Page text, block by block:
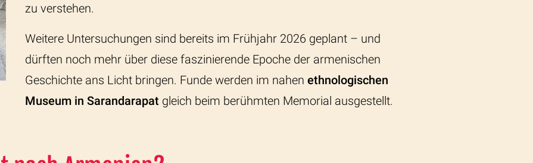
zu verstehen.
Weitere Untersuchungen sind bereits im Frühjahr 2026 geplant – und
dürften noch mehr über diese faszinierende Epoche der armenischen
Geschichte ans Licht bringen. Funde werden im nahenethnologischen
Museum in Sarandarapat gleich beim berühmten Memorial ausgestellt.